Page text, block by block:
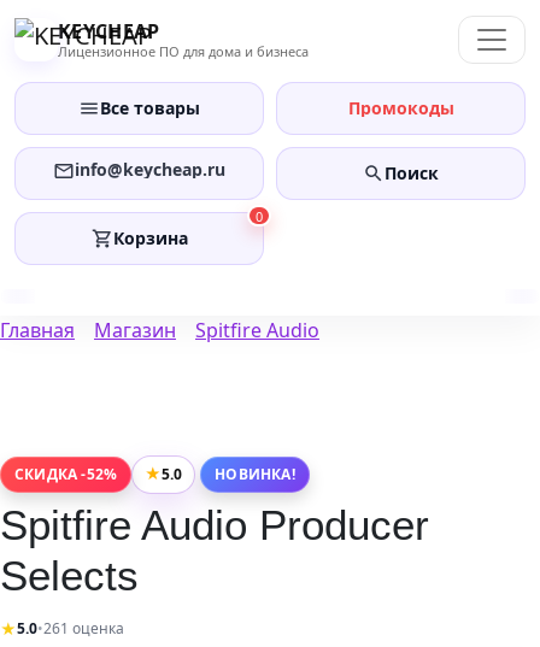
Перейти
KEYCHEAP
Лицензионное ПО для дома и бизнеса
Все товары Промокоды
info@keycheap.ru Поиск
0
Корзина
Главная Магазин Spitfire Audio
СКИДКА -52% ★5.0 НОВИНКА!
Spitfire Audio Producer
Selects
★5.0•261 оценка